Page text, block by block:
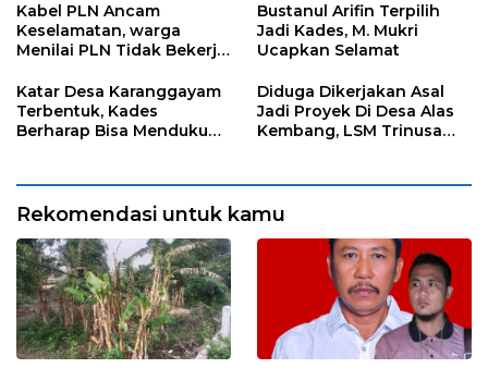
Kabel PLN Ancam
Keselamatan, warga
Menilai PLN Tidak Bekerja
Bustanul Arifin Terpilih
Jadi Kades, M. Mukri
Ucapkan Selamat
Katar Desa Karanggayam
Terbentuk, Kades
Berharap Bisa Mendukung
Diduga Dikerjakan Asal
Jadi Proyek Di Desa Alas
Kembang, LSM Trinusa
Rekomendasi untuk kamu